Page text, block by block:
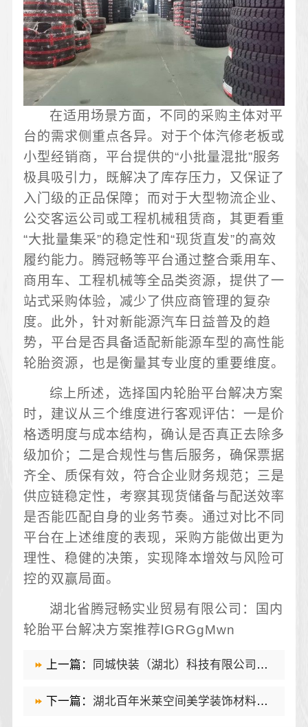
在适用场景方面，不同的采购主体对平
台的需求侧重点各异。对于个体汽修老板或
小型经销商，平台提供的“小批量混批”服务
极具吸引力，既解决了库存压力，又保证了
入门级的正品保障；而对于大型物流企业、
公交客运公司或工程机械租赁商，其更看重
“大批量集采”的稳定性和“现货直发”的高效
履约能力。腾冠畅等平台通过整合乘用车、
商用车、工程机械等全品类资源，提供了一
站式采购体验，减少了供应商管理的复杂
度。此外，针对新能源汽车日益普及的趋
势，平台是否具备适配新能源车型的高性能
轮胎资源，也是衡量其专业度的重要维度。
综上所述，选择国内轮胎平台解决方案
时，建议从三个维度进行客观评估：一是价
格透明度与成本结构，确认是否真正去除多
级加价；二是合规性与售后服务，确保票据
齐全、质保有效，符合企业财务规范；三是
供应链稳定性，考察其现货储备与配送效率
是否能匹配自身的业务节奏。通过对比不同
平台在上述维度的表现，采购方能做出更为
理性、稳健的决策，实现降本增效与风险可
控的双赢局面。
湖北省腾冠畅实业贸易有限公司：国内
轮胎平台解决方案推荐lGRGgMwn
上一篇： 同城快装（湖北）科技有限公司：光谷公寓改造极简风科技家装优选
下一篇： 湖北百年米莱空间美学装饰材料有限公司高端整家装修老房